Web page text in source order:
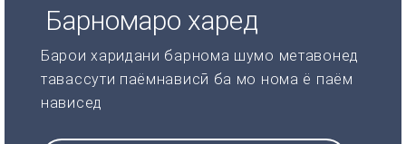
Барномаро харед
Барои харидани барнома шумо метавонед
тавассути паёмнависӣ ба мо нома ё паём
нависед